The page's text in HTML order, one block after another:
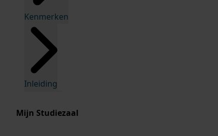
Kenmerken
Inleiding
Mijn Studiezaal